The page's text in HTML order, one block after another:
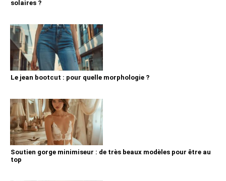
solaires ?
Le jean bootcut : pour quelle morphologie ?
Soutien gorge minimiseur : de très beaux modèles pour être au
top